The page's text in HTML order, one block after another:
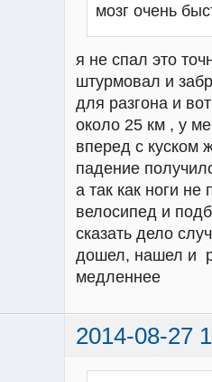
мозг очень
я не спал это
штурмовал и
для разгона и
около 25 км , у
вперед с куском
падение
а так как ноги
велосипед и
сказать дело
дошел, нашел и
медленнее
2014-08-27